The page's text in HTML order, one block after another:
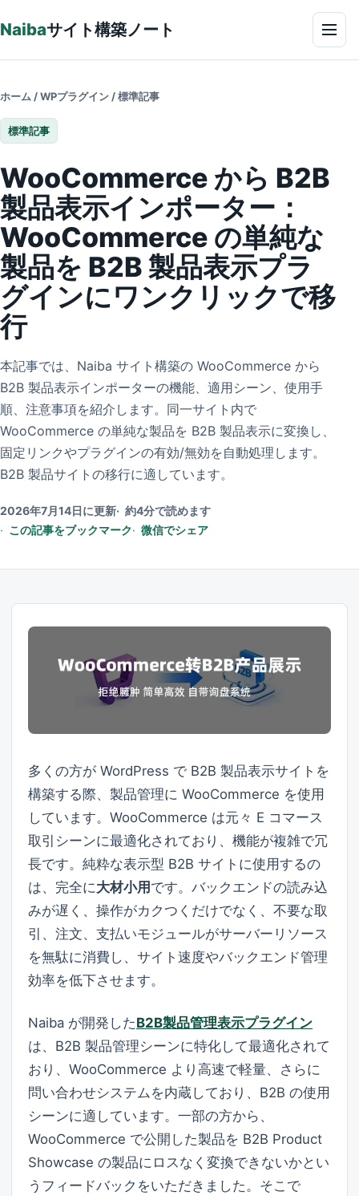
Naibaサイト構築ノート メニ
ホーム /WPプラグイン /標準記事
標準記事
WooCommerce から B2B
製品表示インポーター：
WooCommerce の単純な
製品を B2B 製品表示プラ
グインにワンクリックで移
行
本記事では、Naiba サイト構築の WooCommerce から
B2B 製品表示インポーターの機能、適用シーン、使用手
順、注意事項を紹介します。同一サイト内で
WooCommerce の単純な製品を B2B 製品表示に変換し、
固定リンクやプラグインの有効/無効を自動処理します。
B2B 製品サイトの移行に適しています。
2026年7月14日に更新
約4分で読めます
この記事をブックマーク
微信でシェア
多くの方が WordPress で B2B 製品表示サイトを
構築する際、製品管理に WooCommerce を使用
しています。WooCommerce は元々 E コマース
取引シーンに最適化されており、機能が複雑で冗
長です。純粋な表示型 B2B サイトに使用するの
は、完全に大材小用です。バックエンドの読み込
みが遅く、操作がカクつくだけでなく、不要な取
引、注文、支払いモジュールがサーバーリソース
を無駄に消費し、サイト速度やバックエンド管理
効率を低下させます。
Naiba が開発したB2B製品管理表示プラグイン
は、B2B 製品管理シーンに特化して最適化されて
おり、WooCommerce より高速で軽量、さらに
問い合わせシステムを内蔵しており、B2B の使用
シーンに適しています。一部の方から、
WooCommerce で公開した製品を B2B Product
Showcase の製品にロスなく変換できないかとい
うフィードバックをいただきました。そこで